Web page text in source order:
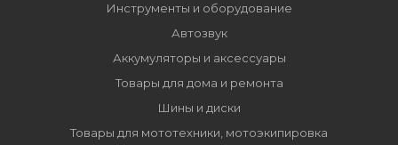
Инструменты и оборудование
Автозвук
Аккумуляторы и аксессуары
Товары для дома и ремонта
Шины и диски
Товары для мототехники, мотоэкипировка